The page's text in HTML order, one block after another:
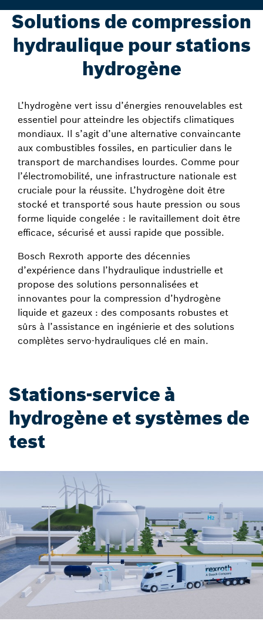
Solutions de compression
hydraulique pour stations
hydrogène
L’hydrogène vert issu d’énergies renouvelables est
essentiel pour atteindre les objectifs climatiques
mondiaux. Il s’agit d’une alternative convaincante
aux combustibles fossiles, en particulier dans le
transport de marchandises lourdes. Comme pour
l’électromobilité, une infrastructure nationale est
cruciale pour la réussite. L’hydrogène doit être
stocké et transporté sous haute pression ou sous
forme liquide congelée : le ravitaillement doit être
efficace, sécurisé et aussi rapide que possible.
Bosch Rexroth apporte des décennies
d’expérience dans l’hydraulique industrielle et
propose des solutions personnalisées et
innovantes pour la compression d’hydrogène
liquide et gazeux : des composants robustes et
sûrs à l’assistance en ingénierie et des solutions
complètes servo-hydrauliques clé en main.
Stations-service à
hydrogène et systèmes de
test